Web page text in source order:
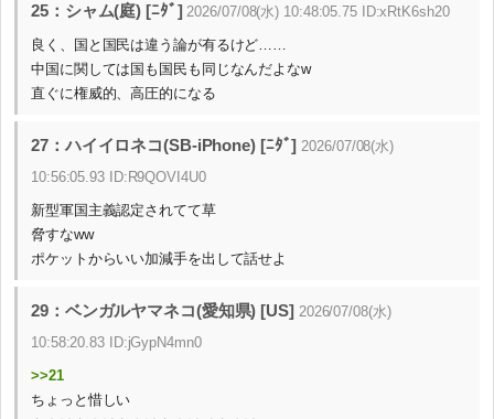
25：シャム(庭) [ﾆﾀﾞ] 2026/07/08(水) 10:48:05.75 ID:xRtK6sh20
良く、国と国民は違う論が有るけど……
中国に関しては国も国民も同じなんだよなw
直ぐに権威的、高圧的になる
27：ハイイロネコ(SB-iPhone) [ﾆﾀﾞ] 2026/07/08(水)
10:56:05.93 ID:R9QOVI4U0
新型軍国主義認定されてて草
脅すなww
ポケットからいい加減手を出して話せよ
29：ベンガルヤマネコ(愛知県) [US] 2026/07/08(水)
10:58:20.83 ID:jGypN4mn0
>>21
ちょっと惜しい